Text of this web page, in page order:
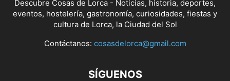
Descubre Cosas de Lorca - Noticias, historia, deportes,
eventos, hostelería, gastronomía, curiosidades, fiestas y
cultura de Lorca, la Ciudad del Sol
Contáctanos: cosasdelorca@gmail.com
SÍGUENOS